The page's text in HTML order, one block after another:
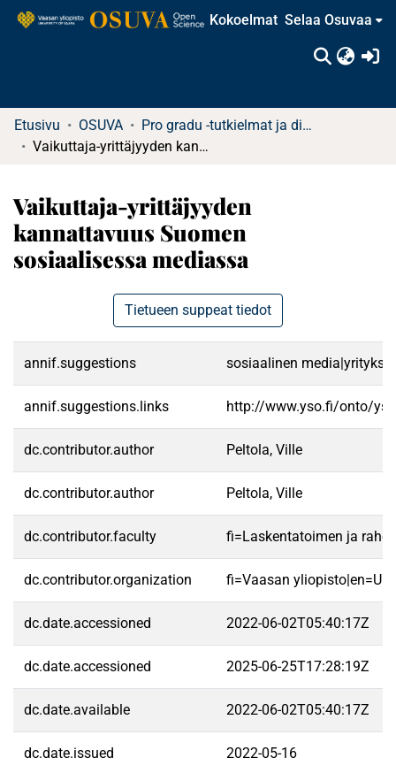
Kokoelmat Selaa Osuvaa
Etusivu OSUVA
Pro gradu -tutkielmat ja diplomityöt
Vaikuttaja-yrittäjyyden kannattavuus Suomen sosiaalisessa mediassa
Vaikuttaja-yrittäjyyden
kannattavuus Suomen
sosiaalisessa mediassa
Tietueen suppeat tiedot
annif.suggestions sosiaalinen
annif.suggestions.links http://www.yso.fi/onto/
dc.contributor.author Peltola, Ville
dc.contributor.author Peltola, Ville
dc.contributor.faculty fi=Laskentatoimen ja
dc.contributor.organization fi=Vaasan
dc.date.accessioned 2022-06-02T05:40:17Z
dc.date.accessioned 2025-06-25T17:28:19Z
dc.date.available 2022-06-02T05:40:17Z
dc.date.issued 2022-05-16